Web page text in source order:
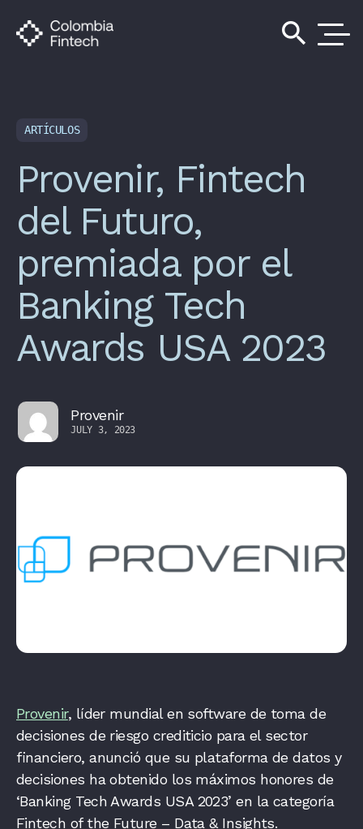
search
ARTÍCULOS
Provenir, Fintech
del Futuro,
premiada por el
Banking Tech
Awards USA 2023
Provenir
JULY 3, 2023
Provenir, líder mundial en software de toma de
decisiones de riesgo crediticio para el sector
financiero, anunció que su plataforma de datos y
decisiones ha obtenido los máximos honores de
‘Banking Tech Awards USA 2023’ en la categoría
Fintech of the Future – Data & Insights.